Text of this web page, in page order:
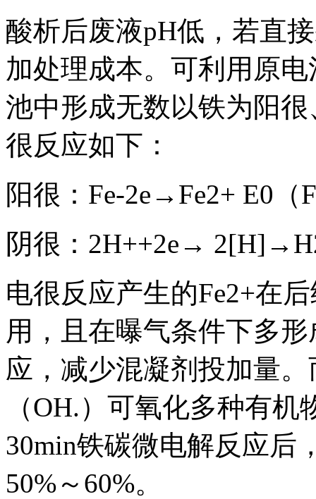
酸析后废液pH低，若直
加处理成本。可利用原
池中形成无数以铁为阳
很反应如下：
阳很：Fe-2e→Fe2+ E0（
阴很：2H++2e→
电很反应产生的Fe2+在
用，且在曝气条件下多
应，减少混凝剂投加量
（OH.）可氧化多种有
30min铁碳微电解反应后
50%～60%。